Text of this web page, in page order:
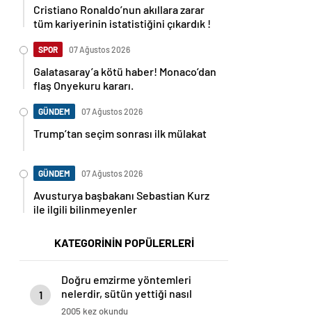
Cristiano Ronaldo’nun akıllara zarar
tüm kariyerinin istatistiğini çıkardık !
SPOR 07 Ağustos 2026
Galatasaray’a kötü haber! Monaco’dan
flaş Onyekuru kararı.
GÜNDEM 07 Ağustos 2026
Trump’tan seçim sonrası ilk mülakat
GÜNDEM 07 Ağustos 2026
Avusturya başbakanı Sebastian Kurz
ile ilgili bilinmeyenler
KATEGORİNİN POPÜLERLERİ
1
Doğru emzirme yöntemleri
nelerdir, sütün yettiği nasıl
anlaşılır?
2005 kez okundu